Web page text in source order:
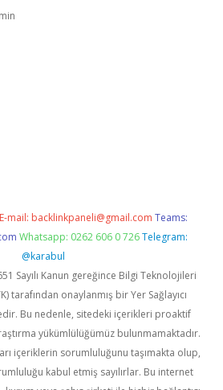
E-mail: backlinkpaneli@gmail.com Teams:
Whatsapp: 0262 606 0 726 Telegram:
@karabul
Sayılı Kanun gereğince Bilgi Teknolojileri
tarafından onaylanmış bir Yer Sağlayıcı
Bu nedenle, sitedeki içerikleri proaktif
yükümlülüğümüz bulunmamaktadır.
içeriklerin sorumluluğunu taşımakta olup,
kabul etmiş sayılırlar. Bu internet